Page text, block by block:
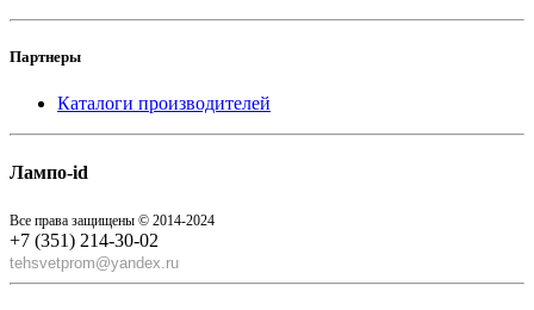
Партнеры
Каталоги производителей
Лампо-id
Все права защищены © 2014-2024
+7 (351) 214-30-02
tehsvetprom@yandex.ru